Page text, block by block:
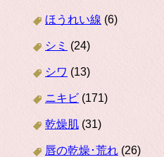
ほうれい線 (6)
シミ (24)
シワ (13)
ニキビ (171)
乾燥肌 (31)
唇の乾燥･荒れ (26)